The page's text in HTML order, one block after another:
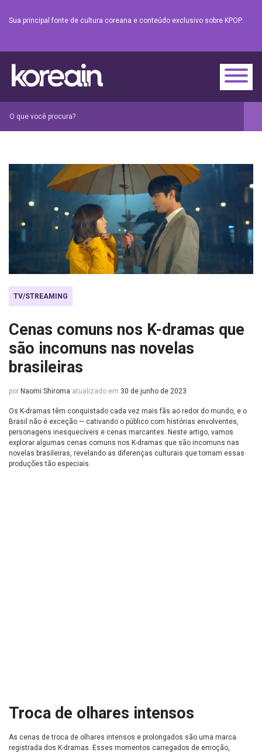
Sua principal fonte de cultura coreana e conteúdo exclusivo sobre KPOP.
TV/STREAMING
Cenas comuns nos K-dramas que
são incomuns nas novelas
brasileiras
por Naomi Shiroma atualizado em 30 de junho de 2023
Os K-dramas têm conquistado cada vez mais fãs ao redor do mundo, e o
Brasil não é exceção — cativando o público com histórias envolventes,
personagens inesquecíveis e cenas marcantes. Neste artigo, vamos
explorar algumas cenas comuns nos K-dramas que são incomuns nas
novelas brasileiras, revelando as diferenças culturais que tornam essas
produções tão especiais.
Troca de olhares intensos
As cenas de troca de olhares intensos e prolongados são uma marca
registrada dos K-dramas. Esses momentos carregados de emoção,